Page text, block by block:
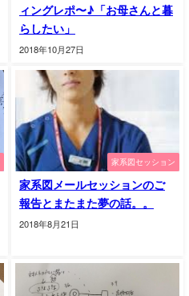
ィングレポ〜♪「お母さんと暮
らしたい」
2018年10月27日
家系図セッション
家系図メールセッションのご
報告とまたまた夢の話。。
2018年8月21日